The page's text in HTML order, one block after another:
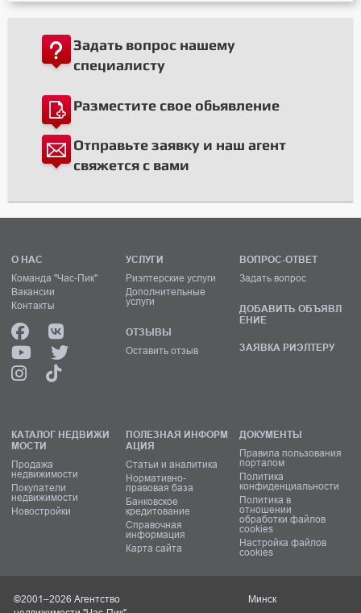
Задать вопрос нашему
специалисту
Разместите свое обьявление
Отправьте заявку и наш агент
свяжется с вами
О НАС
Команда "Час-Пик"
Вакансии
Контакты
УСЛУГИ
Риэлтерские услуги
Дополнительные
услуги
ОТЗЫВЫ
Оставить отзыв
ВОПРОС-ОТВЕТ
Задать вопрос
ДОБАВИТЬ ОБЪЯВЛ
ЕНИЕ
ЗАЯВКА РИЭЛТЕРУ
КАТАЛОГ НЕДВИЖИ
МОСТИ
Продажа
недвижимости
Покупатели
недвижимости
Новостройки
ПОЛЕЗНАЯ ИНФОРМ
АЦИЯ
Статьи и аналитика
Нормативно-
правовая база
Банковское
кредитование
Справочная
информация
Карта сайта
ДОКУМЕНТЫ
Правила пользования
порталом
Политика
конфиденциальности
Политика в
отношении
обработки файлов
cookies
Настройка файлов
cookies
©2001–2026 Агентство
Минск